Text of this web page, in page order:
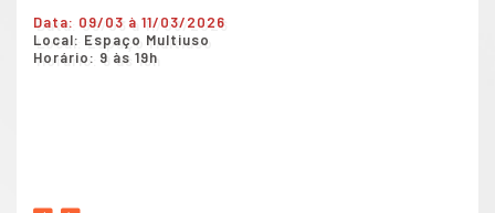
Data: 09/03 à 11/03/2026
Local: Espaço Multiuso
Horário: 9 às 19h